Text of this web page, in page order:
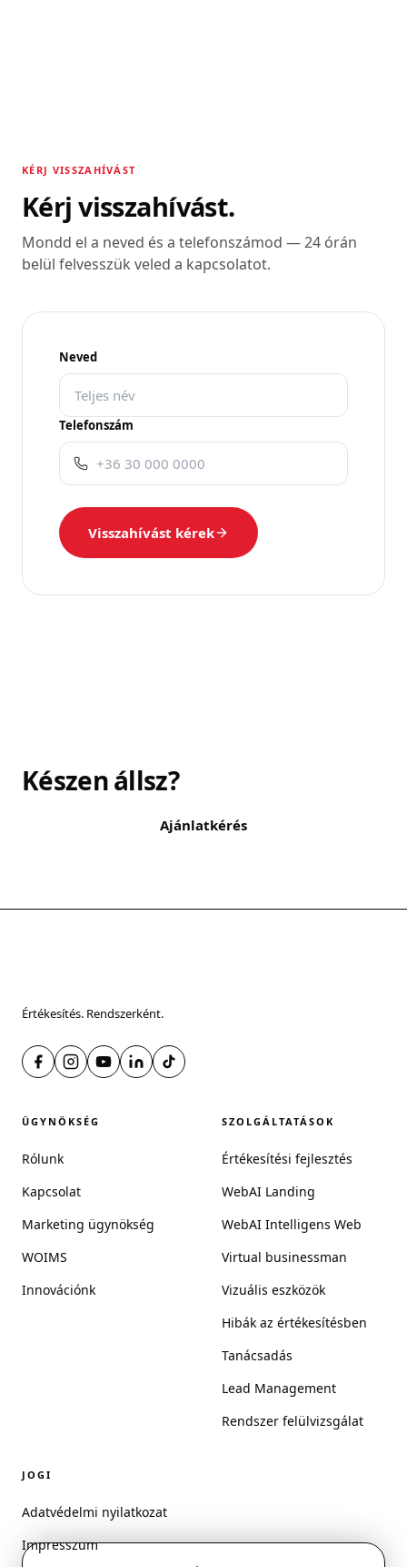
KÉRJ VISSZAHÍVÁST
Kérj visszahívást.
Mondd el a neved és a telefonszámod — 24 órán
belül felvesszük veled a kapcsolatot.
Neved
Telefonszám
Visszahívást kérek
Készen állsz?
Ajánlatkérés
Értékesítés. Rendszerként.
ÜGYNÖKSÉG
Rólunk
Kapcsolat
Marketing ügynökség
WOIMS
Innovációnk
SZOLGÁLTATÁSOK
Értékesítési fejlesztés
WebAI Landing
WebAI Intelligens Web
Virtual businessman
Vizuális eszközök
Hibák az értékesítésben
Tanácsadás
Lead Management
Rendszer felülvizsgálat
JOGI
Adatvédelmi nyilatkozat
Impresszum